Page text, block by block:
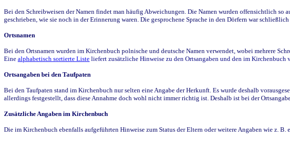
Bei den Schreibweisen der Namen findet man häufig Abweichungen. Die Namen wurden offensichtlich so
geschrieben, wie sie noch in der Erinnerung waren. Die gesprochene Sprache in den Dörfern war
Ortsnamen
Bei den Ortsnamen wurden im Kirchenbuch polnische und deutsche Namen verwendet, wobei mehrere
Eine alphabetisch sortierte Liste liefert zusätzliche Hinweise zu den Ortsangaben und den im Kirchenbuch
Ortsangaben bei den Taufpaten
Bei den Taufpaten stand im Kirchenbuch nur selten eine Angabe der Herkunft. Es wurde deshalb
allerdings festgestellt, dass diese Annahme doch wohl nicht immer richtig ist. Deshalb ist bei der
Zusätzliche Angaben im Kirchenbuch
Die im Kirchenbuch ebenfalls aufgeführten Hinweise zum Status der Eltern oder weitere Angaben wie z. B.